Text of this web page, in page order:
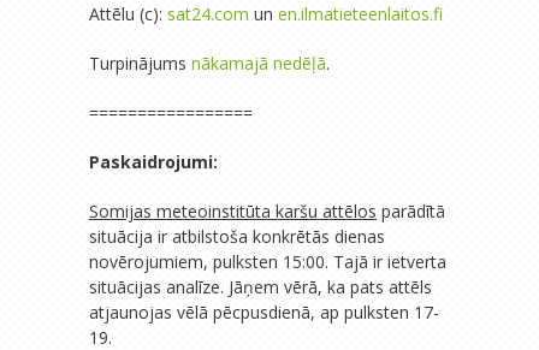
Attēlu (c): sat24.com un en.ilmatieteenlaitos.fi
Turpinājums nākamajā nedēļā.
=================
Paskaidrojumi:
Somijas meteoinstitūta karšu attēlos parādītā
situācija ir atbilstoša konkrētās dienas
novērojumiem, pulksten 15:00. Tajā ir ietverta
situācijas analīze. Jāņem vērā, ka pats attēls
atjaunojas vēlā pēcpusdienā, ap pulksten 17-
19.